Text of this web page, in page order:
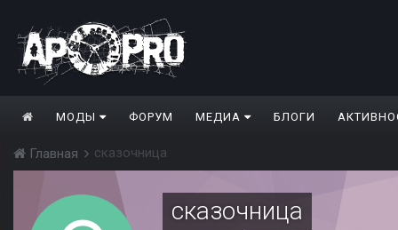
МОДЫ ФОРУМ МЕДИА БЛОГИ
Главная сказочница
сказочница